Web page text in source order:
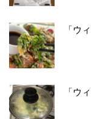
「ウ
「ウ